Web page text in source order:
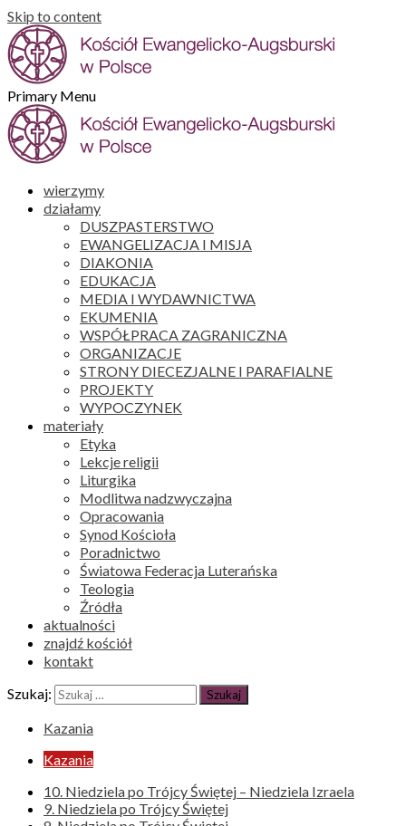
Skip to content
Primary Menu
wierzymy
działamy
DUSZPASTERSTWO
EWANGELIZACJA I MISJA
DIAKONIA
EDUKACJA
MEDIA I WYDAWNICTWA
EKUMENIA
WSPÓŁPRACA ZAGRANICZNA
ORGANIZACJE
STRONY DIECEZJALNE I PARAFIALNE
PROJEKTY
WYPOCZYNEK
materiały
Etyka
Lekcje religii
Liturgika
Modlitwa nadzwyczajna
Opracowania
Synod Kościoła
Poradnictwo
Światowa Federacja Luterańska
Teologia
Źródła
aktualności
znajdź kościół
kontakt
Szukaj:
Kazania
Kazania
10. Niedziela po Trójcy Świętej – Niedziela Izraela
9. Niedziela po Trójcy Świętej